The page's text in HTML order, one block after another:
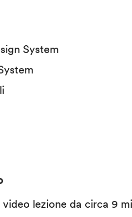
System
video lezione da circa 9